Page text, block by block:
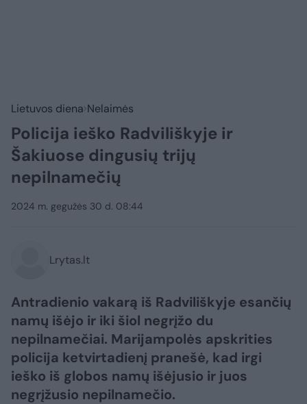
Lietuvos diena Nelaimės
Policija ieško Radviliškyje ir
Šakiuose dingusių trijų
nepilnamečių
2024 m. gegužės 30 d. 08:44
Lrytas.lt
Antradienio vakarą iš Radviliškyje esančių
namų išėjo ir iki šiol negrįžo du
nepilnamečiai. Marijampolės apskrities
policija ketvirtadienį pranešė, kad irgi
ieško iš globos namų išėjusio ir juos
negrįžusio nepilnamečio.